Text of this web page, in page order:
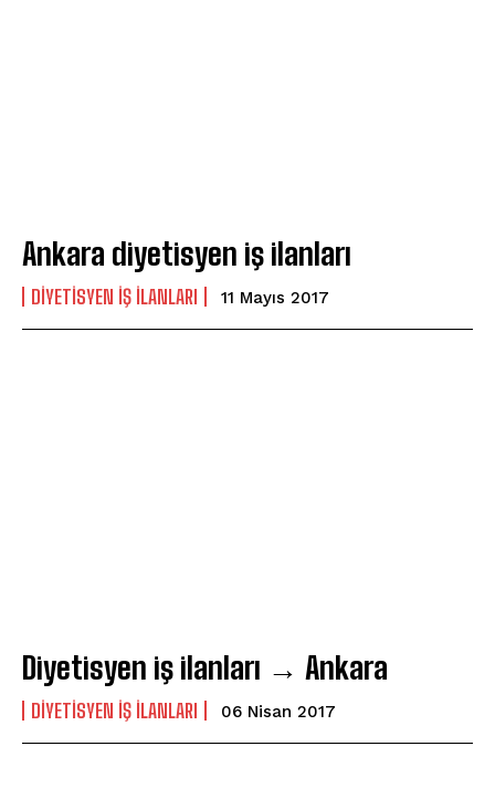
Ankara diyetisyen iş ilanları
DIYETISYEN İŞ İLANLARI 11 Mayıs 2017
Diyetisyen iş ilanları → Ankara
DIYETISYEN İŞ İLANLARI 06 Nisan 2017